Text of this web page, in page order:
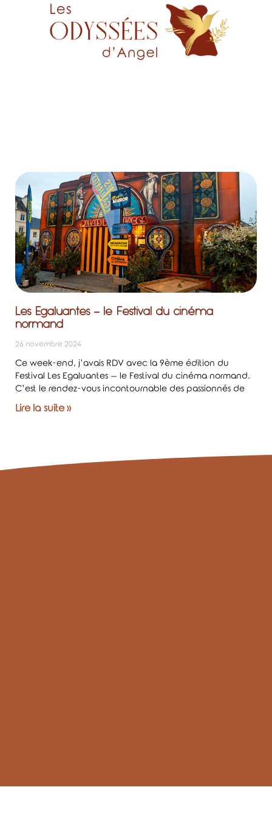
Les Egaluantes – le Festival du cinéma
normand
26 novembre 2024
Ce week-end, j’avais RDV avec la 9ème édition du
Festival Les Egaluantes – le Festival du cinéma normand.
C’est le rendez-vous incontournable des passionnés de
Lire la suite »